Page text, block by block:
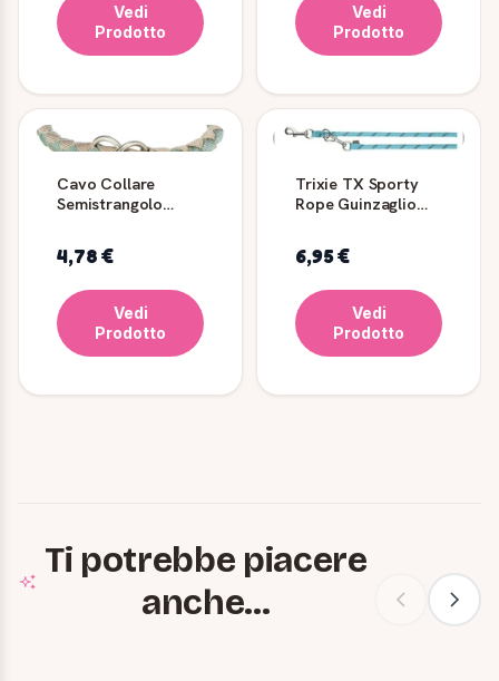
Vedi
Prodotto
Vedi
Prodotto
Cavo Collare
Semistrangolo
Salvia/Sabbia
4,78 €
Vedi
Prodotto
Trixie TX Sporty
Rope Guinzaglio
Azzurro
6,95 €
Vedi
Prodotto
Ti potrebbe piacere
anche...